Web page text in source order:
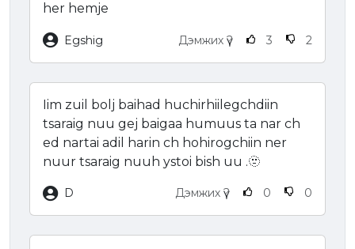
her hemje
Egshig Дэмжих үү? 3 2
Iim zuil bolj baihad huchirhiilegchdiin
tsaraig nuu gej baigaa humuus ta nar ch
ed nartai adil harin ch hohirogchiin ner
nuur tsaraig nuuh ystoi bish uu .🫥
D Дэмжих үү? 0 0